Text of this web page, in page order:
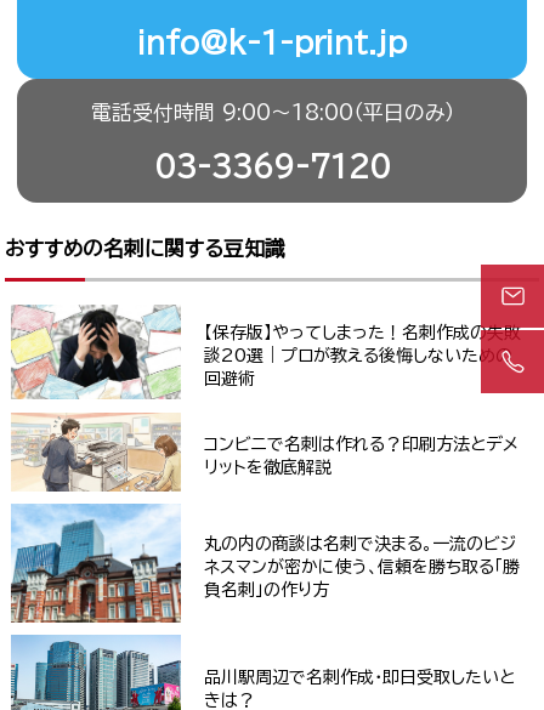
info@k-1-print.jp
電話受付時間 9:00〜18:00（平日のみ）
03-3369-7120
おすすめの名刺に関する豆知識
【保存版】やってしまった！名刺作成の失敗
談20選｜プロが教える後悔しないための
回避術
コンビニで名刺は作れる？印刷方法とデメ
リットを徹底解説
丸の内の商談は名刺で決まる。一流のビジ
ネスマンが密かに使う、信頼を勝ち取る「勝
負名刺」の作り方
品川駅周辺で名刺作成・即日受取したいと
きは？